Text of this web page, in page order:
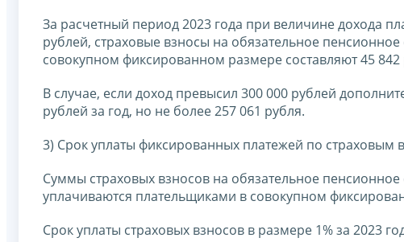
За расчетный период 2023 года при величине дохода
рублей, страховые взносы на обязательное
совокупном фиксированном размере составляют 45 842
В случае, если доход превысил 300 000 рублей
рублей за год, но не более 257 061 рубля.
3) Срок уплаты фиксированных платежей по
Суммы страховых взносов на обязательное
уплачиваются плательщиками в совокупном
Срок уплаты страховых взносов в размере 1% за 2023